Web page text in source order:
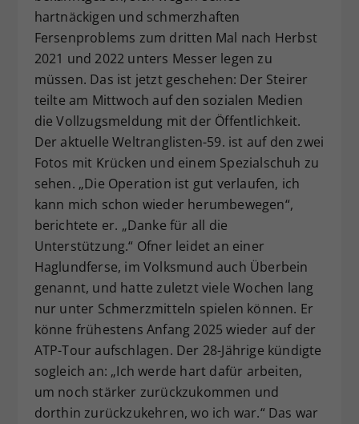
hartnäckigen und schmerzhaften
Fersenproblems zum dritten Mal nach Herbst
2021 und 2022 unters Messer legen zu
müssen. Das ist jetzt geschehen: Der Steirer
teilte am Mittwoch auf den sozialen Medien
die Vollzugsmeldung mit der Öffentlichkeit.
Der aktuelle Weltranglisten-59. ist auf den zwei
Fotos mit Krücken und einem Spezialschuh zu
sehen. „Die Operation ist gut verlaufen, ich
kann mich schon wieder herumbewegen“,
berichtete er. „Danke für all die
Unterstützung.“ Ofner leidet an einer
Haglundferse, im Volksmund auch Überbein
genannt, und hatte zuletzt viele Wochen lang
nur unter Schmerzmitteln spielen können. Er
könne frühestens Anfang 2025 wieder auf der
ATP-Tour aufschlagen. Der 28-Jährige kündigte
sogleich an: „Ich werde hart dafür arbeiten,
um noch stärker zurückzukommen und
dorthin zurückzukehren, wo ich war.“ Das war
Zweck
Dieser Wert speichert Ihre Consent-
Einstellungen. Unter anderem eine
zufällig generierte ID, für die
historische Speicherung Ihrer
vorgenommen Einstellungen, falls der
Webseiten-Betreiber dies eingestellt
hat.